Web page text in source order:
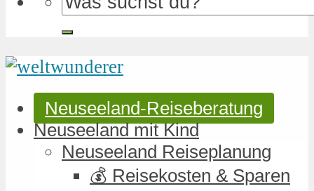
Neuseeland-Reiseberatung
Neuseeland mit Kind
Neuseeland Reiseplanung
💰 Reisekosten & Sparen